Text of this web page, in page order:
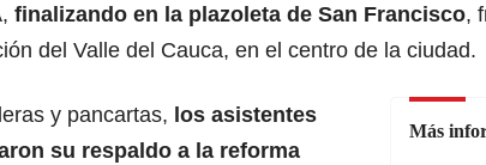
finalizando en la plazoleta de San Francisco,
del Valle del Cauca, en el centro de la ciudad.
Más
y pancartas, los asistentes
su respaldo a la reforma